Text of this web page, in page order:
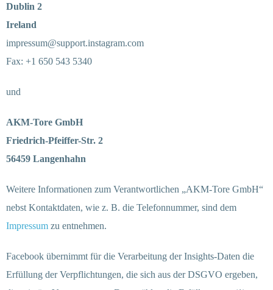
Dublin 2
Ireland
impressum@support.instagram.com
Fax: +1 650 543 5340
und
AKM-Tore GmbH
Friedrich-Pfeiffer-Str. 2
56459 Langenhahn
Weitere Informationen zum Verantwortlichen „AKM-Tore GmbH“
nebst Kontaktdaten, wie z. B. die Telefonnummer, sind dem
Impressum zu entnehmen.
Facebook übernimmt für die Verarbeitung der Insights-Daten die
Erfüllung der Verpflichtungen, die sich aus der DSGVO ergeben,